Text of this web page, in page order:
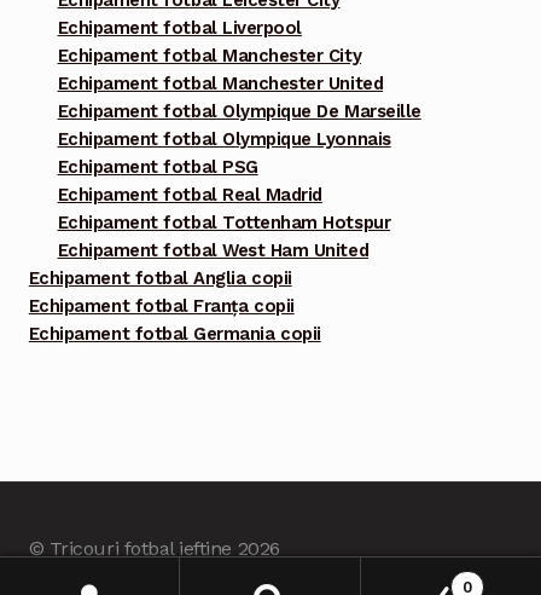
Echipament fotbal Liverpool
Echipament fotbal Manchester City
Echipament fotbal Manchester United
Echipament fotbal Olympique De Marseille
Echipament fotbal Olympique Lyonnais
Echipament fotbal PSG
Echipament fotbal Real Madrid
Echipament fotbal Tottenham Hotspur
Echipament fotbal West Ham United
Echipament fotbal Anglia copii
Echipament fotbal Franța copii
Echipament fotbal Germania copii
© Tricouri fotbal ieftine 2026
0